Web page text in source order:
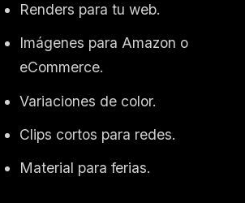
Renders para tu web.
Imágenes para Amazon o
eCommerce.
Variaciones de color.
Clips cortos para redes.
Material para ferias.